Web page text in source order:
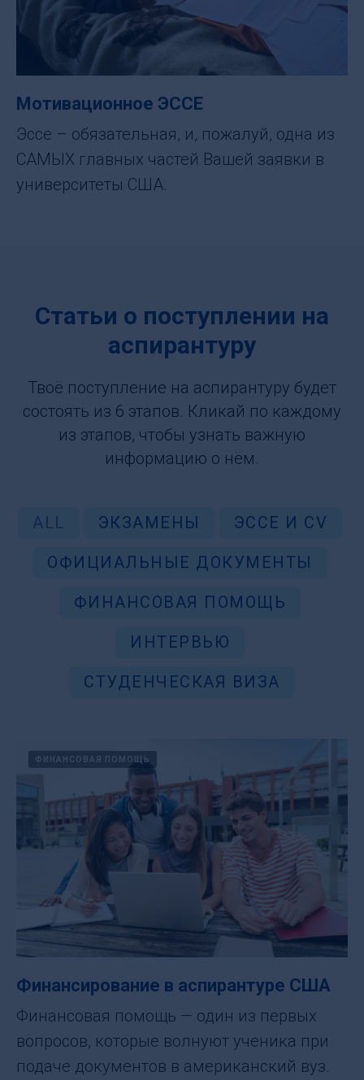
Мотивационное ЭССЕ
Эссе – обязательная, и, пожалуй, одна из
САМЫХ главных частей Вашей заявки в
университеты США.
Статьи о поступлении на
аспирантуру
Твоё поступление на аспирантуру будет
состоять из 6 этапов. Кликай по каждому
из этапов, чтобы узнать важную
информацию о нём.
ALL ЭКЗАМЕНЫ ЭССЕ И CV
ОФИЦИАЛЬНЫЕ ДОКУМЕНТЫ
ФИНАНСОВАЯ ПОМОЩЬ
ИНТЕРВЬЮ
СТУДЕНЧЕСКАЯ ВИЗА
ФИНАНСОВАЯ ПОМОЩЬ
Финансирование в аспирантуре США
Финансовая помощь — один из первых
вопросов, которые волнуют ученика при
подаче документов в американский вуз.